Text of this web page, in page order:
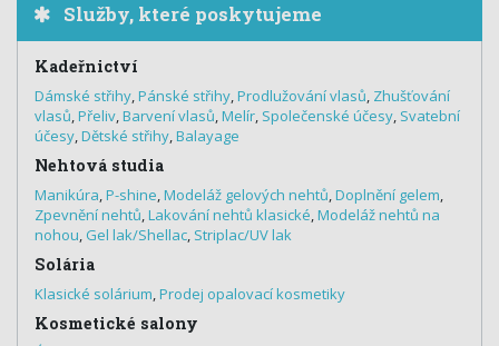
Služby, které poskytujeme
Kadeřnictví
Dámské střihy,Pánské střihy,Prodlužování vlasů, Zhušťování
vlasů,Přeliv,Barvení vlasů,Melír, Společenské účesy, Svatební
účesy,Dětské střihy,Balayage
Nehtová studia
Manikúra,P-shine,Modeláž gelových nehtů,Doplnění gelem,
Zpevnění nehtů,Lakování nehtů klasické,Modeláž nehtů na
nohou, Gel lak/Shellac, Striplac/UV lak
Solária
Klasické solárium,Prodej opalovací kosmetiky
Kosmetické salony